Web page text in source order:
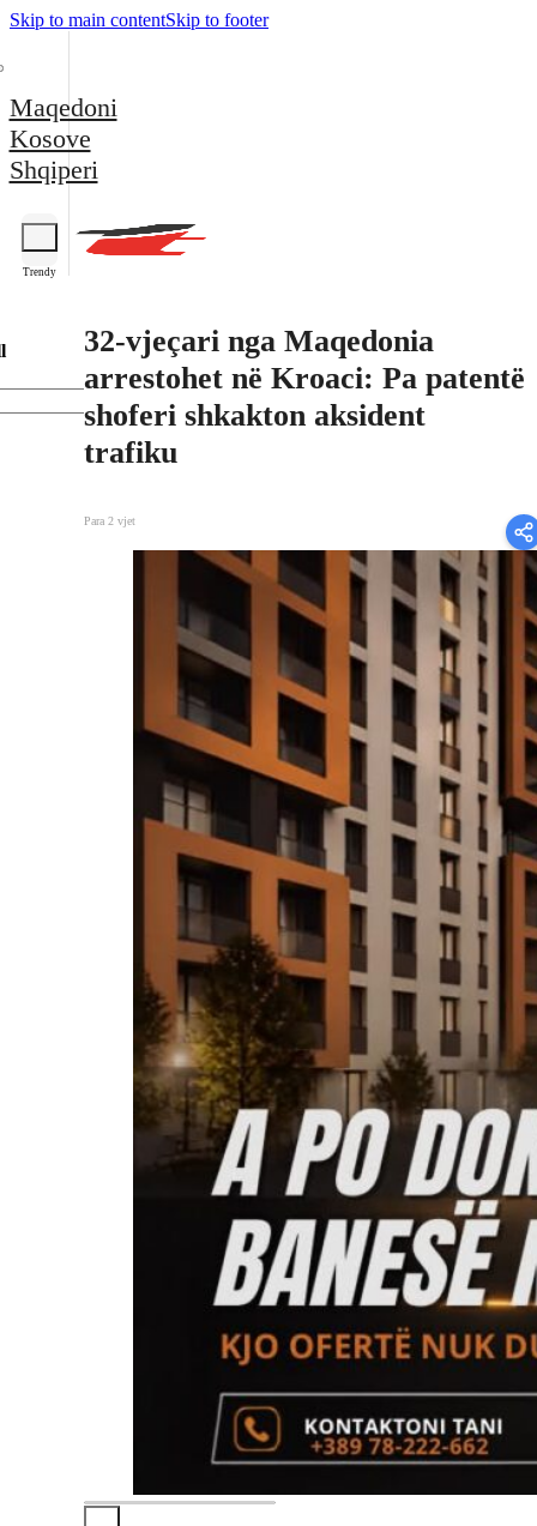
Skip to main contentSkip to footer
Maqedoni
Kosove
Shqiperi
Trendy
32-vjeçari nga Maqedonia
arrestohet në Kroaci: Pa patentë
shoferi shkakton aksident
trafiku
Para 2 vjet